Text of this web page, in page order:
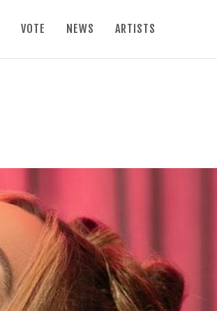
VOTE NEWS ARTISTS